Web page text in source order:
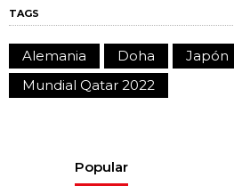
TAGS
Alemania Doha
Japón
Mundial Qatar 2022
Popular